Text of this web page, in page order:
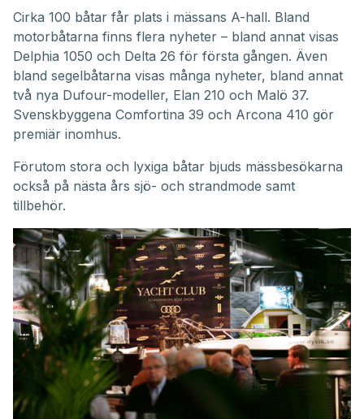
Cirka 100 båtar får plats i mässans A-hall. Bland
motorbåtarna finns flera nyheter – bland annat visas
Delphia 1050 och Delta 26 för första gången. Även
bland segelbåtarna visas många nyheter, bland annat
två nya Dufour-modeller, Elan 210 och Malö 37.
Svenskbyggena Comfortina 39 och Arcona 410 gör
premiär inomhus.
Förutom stora och lyxiga båtar bjuds mässbesökarna
också på nästa års sjö- och strandmode samt
tillbehör.